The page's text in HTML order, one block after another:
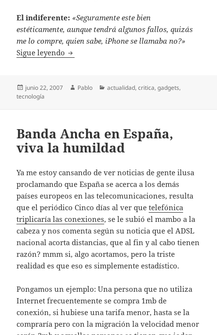
El indiferente: «Seguramente este bien
estéticamente, aunque tendrá algunos fallos, quizás
me lo compre, quien sabe, iPhone se llamaba no?»
Sigue leyendo iPhone, una auténtica basura?
Publicado
el
junio 22, 2007 Autor
Pablo Categorías
actualidad,critica,gadgets,
tecnología
Banda Ancha en España,
viva la humildad
Ya me estoy cansando de ver noticias de gente ilusa
proclamando que España se acerca a los demás
países europeos en las telecomunicaciones, resulta
que el periódico Cinco días al ver quetelefónica
triplicaría las conexiones, se le subió el mambo a la
cabeza y nos comenta según su noticia que el ADSL
nacional acorta distancias, que al fin y al cabo tienen
razón? mmm si, algo acortamos, pero la triste
realidad es que eso es simplemente estadístico.
Pongamos un ejemplo: Una persona que no utiliza
Internet frecuentemente se compra 1mb de
conexión, si hubiese una tarifa menor, hasta se la
compraría pero con la migración la velocidad menor